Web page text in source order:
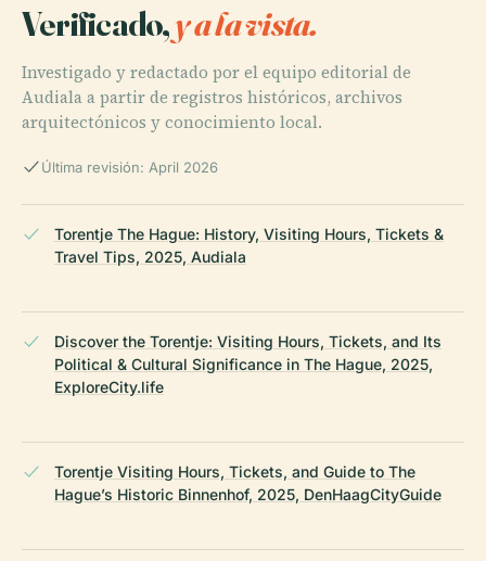
Verificado,y a la vista.
Investigado y redactado por el equipo editorial de
Audiala a partir de registros históricos, archivos
arquitectónicos y conocimiento local.
Última revisión: April 2026
Torentje The Hague: History, Visiting Hours, Tickets &
Travel Tips, 2025, Audiala
Discover the Torentje: Visiting Hours, Tickets, and Its
Political & Cultural Significance in The Hague, 2025,
ExploreCity.life
Torentje Visiting Hours, Tickets, and Guide to The
Hague’s Historic Binnenhof, 2025, DenHaagCityGuide